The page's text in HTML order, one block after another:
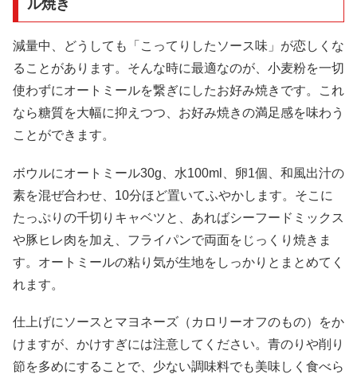
ル焼き
減量中、どうしても「こってりしたソース味」が恋しくな
ることがあります。そんな時に最適なのが、小麦粉を一切
使わずにオートミールを繋ぎにしたお好み焼きです。これ
なら糖質を大幅に抑えつつ、お好み焼きの満足感を味わう
ことができます。
ボウルにオートミール30g、水100ml、卵1個、和風出汁の
素を混ぜ合わせ、10分ほど置いてふやかします。そこに
たっぷりの千切りキャベツと、あればシーフードミックス
や豚ヒレ肉を加え、フライパンで両面をじっくり焼きま
す。オートミールの粘り気が生地をしっかりとまとめてく
れます。
仕上げにソースとマヨネーズ（カロリーオフのもの）をか
けますが、かけすぎには注意してください。青のりや削り
節を多めにすることで、少ない調味料でも美味しく食べら